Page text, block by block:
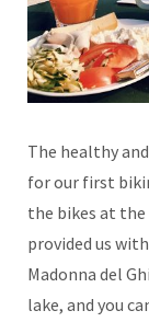
The healthy
for our first
the bikes at
provided us
Madonna del
lake, and you